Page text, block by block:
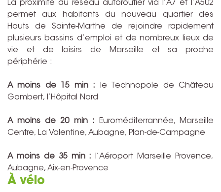
La proximité du réseau autoroutier via l’A7 et l’A502
permet aux habitants du nouveau quartier des
Hauts de Sainte-Marthe de rejoindre rapidement
plusieurs bassins d’emploi et de nombreux lieux de
vie et de loisirs de Marseille et sa proche
périphérie :
A moins de 15 min : le Technopole de Château
Gombert, l’Hôpital Nord
A moins de 20 min : Euroméditerrannée, Marseille
Centre, La Valentine, Aubagne, Plan-de-Campagne
A moins de 35 min : l’Aéroport Marseille Provence,
Aubagne, Aix-en-Provence
À vélo